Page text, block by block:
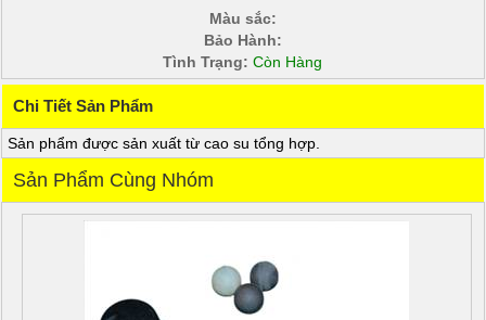
Màu sắc:
Bảo Hành:
Tình Trạng: Còn Hàng
Chi Tiết Sản Phẩm
Sản phẩm được sản xuất từ cao su tổng hợp.
Sản Phẩm Cùng Nhóm